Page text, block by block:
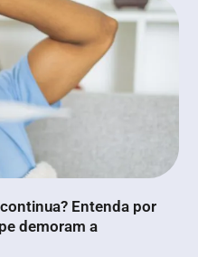
Entenda por
demoram a